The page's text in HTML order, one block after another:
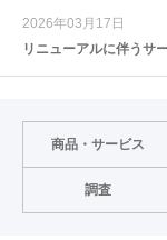
2026年03月17日
リニューアルに伴うサ
商品・サービス
調査